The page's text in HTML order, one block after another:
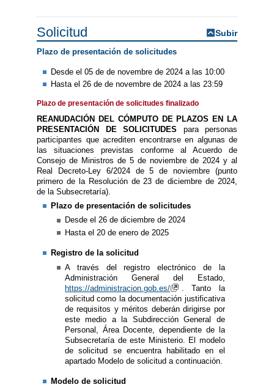
Solicitud Subir
Plazo de presentación de solicitudes
Desde el 05 de de novembre de 2024 a las 10:00
Hasta el 26 de de novembre de 2024 a las 23:59
Plazo de presentación de solicitudes finalizado
REANUDACIÓN DEL CÓMPUTO DE PLAZOS EN LA
PRESENTACIÓN DE SOLICITUDES para personas
participantes que acrediten encontrarse en algunas de
las situaciones previstas conforme al Acuerdo de
Consejo de Ministros de 5 de noviembre de 2024 y al
Real Decreto-Ley 6/2024 de 5 de noviembre (punto
primero de la Resolución de 23 de diciembre de 2024,
de la Subsecretaría).
Plazo de presentación de solicitudes
​Desde el 26 de diciembre de 2024
Hasta el 20 de enero de 2025
Registro de la solicitud
A través del registro electrónico de la
Administración General del Estado,
https://administracion.gob.es/
. Tanto la
solicitud como la documentación justificativa
de requisitos y méritos deberán dirigirse por
este medio a la Subdirección General de
Personal, Área Docente, dependiente de la
Subsecretaría de este Ministerio. El modelo
de solicitud se encuentra habilitado en el
apartado Modelo de solicitud a continuación.
Modelo de solicitud